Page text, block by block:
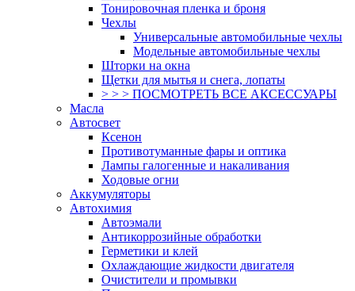
Тонировочная пленка и броня
Чехлы
Универсальные автомобильные чехлы
Модельные автомобильные чехлы
Шторки на окна
Щетки для мытья и снега, лопаты
> > > ПОСМОТРЕТЬ ВСЕ АКСЕССУАРЫ
Масла
Автосвет
Ксенон
Противотуманные фары и оптика
Лампы галогенные и накаливания
Ходовые огни
Аккумуляторы
Автохимия
Автоэмали
Антикоррозийные обработки
Герметики и клей
Охлаждающие жидкости двигателя
Очистители и промывки